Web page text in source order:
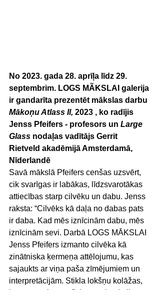
No 2023. gada 28. aprīļa līdz 29.
septembrim. LOGS MÃKSLAI galerija
ir gandarīta prezentēt mākslas darbu
Mākoņu Atlass II, 2023 , ko radījis
Jenss Pfeifers - profesors un Large
Glass nodaļas vadītājs Gerrit
Rietveld akadēmijā Amsterdamā,
Nīderlandē
Savā mākslā Pfeifers cenšas uzsvērt,
cik svarīgas ir labākas, līdzsvarotākas
attiecības starp cilvēku un dabu. Jenss
raksta: “Cilvēks kā daļa no dabas pats
ir daba. Kad mēs iznīcinām dabu, mēs
iznīcinām sevi. Darbā LOGS MĀKSLAI
Jenss Pfeifers izmanto cilvēka kā
zinātniska ķermeņa attēlojumu, kas
sajaukts ar viņa paša zīmējumiem un
interpretācijām. Stikla lokšņu kolāžas,